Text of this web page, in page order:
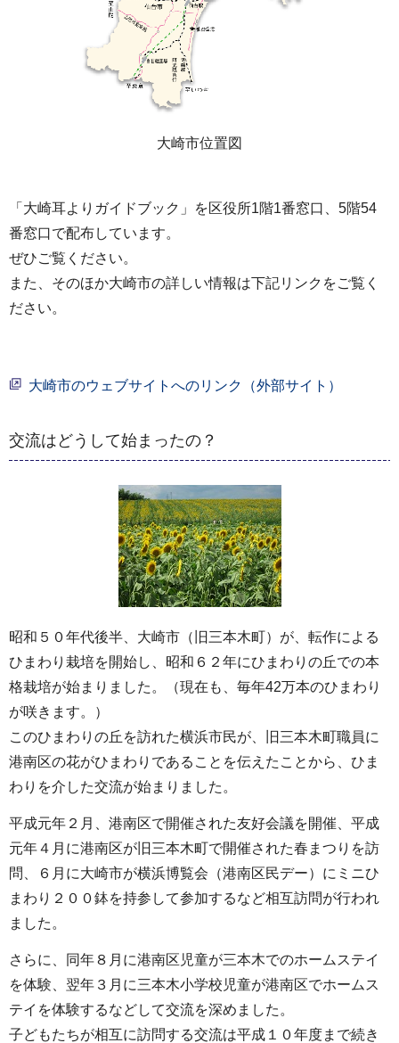
大崎市位置図
「大崎耳よりガイドブック」を区役所1階1番窓口、5階54
番窓口で配布しています。
ぜひご覧ください。
また、そのほか大崎市の詳しい情報は下記リンクをご覧く
ださい。
大崎市のウェブサイトへのリンク（外部サイト）
交流はどうして始まったの？
昭和５０年代後半、大崎市（旧三本木町）が、転作による
ひまわり栽培を開始し、昭和６２年にひまわりの丘での本
格栽培が始まりました。（現在も、毎年42万本のひまわり
が咲きます。）
このひまわりの丘を訪れた横浜市民が、旧三本木町職員に
港南区の花がひまわりであることを伝えたことから、ひま
わりを介した交流が始まりました。
平成元年２月、港南区で開催された友好会議を開催、平成
元年４月に港南区が旧三本木町で開催された春まつりを訪
問、６月に大崎市が横浜博覧会（港南区民デー）にミニひ
まわり２００鉢を持参して参加するなど相互訪問が行われ
ました。
さらに、同年８月に港南区児童が三本木でのホームステイ
を体験、翌年３月に三本木小学校児童が港南区でホームス
テイを体験するなどして交流を深めました。
子どもたちが相互に訪問する交流は平成１０年度まで続き